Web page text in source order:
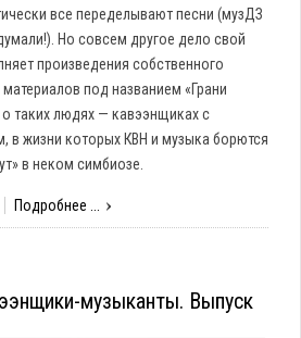
все переделывают песни (музДЗ
Но совсем другое дело свой
произведения собственного
под названием «Грани
таких людях — кавээнщиках с
в жизни которых КВН и музыка борются
в неком симбиозе.
Подробнее ...
музыканты. Выпуск